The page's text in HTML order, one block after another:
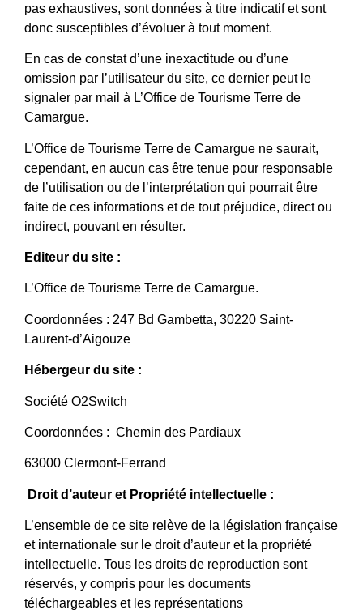
pas exhaustives, sont données à titre indicatif et sont
donc susceptibles d’évoluer à tout moment.
En cas de constat d’une inexactitude ou d’une
omission par l’utilisateur du site, ce dernier peut le
signaler par mail à L’Office de Tourisme Terre de
Camargue.
L’Office de Tourisme Terre de Camargue ne saurait,
cependant, en aucun cas être tenue pour responsable
de l’utilisation ou de l’interprétation qui pourrait être
faite de ces informations et de tout préjudice, direct ou
indirect, pouvant en résulter.
Editeur du site :
L’Office de Tourisme Terre de Camargue.
Coordonnées : 247 Bd Gambetta, 30220 Saint-
Laurent-d’Aigouze
Hébergeur du site :
Société O2Switch
Coordonnées : Chemin des Pardiaux
63000 Clermont-Ferrand
Droit d’auteur et Propriété intellectuelle :
L’ensemble de ce site relève de la législation française
et internationale sur le droit d’auteur et la propriété
intellectuelle. Tous les droits de reproduction sont
réservés, y compris pour les documents
téléchargeables et les représentations